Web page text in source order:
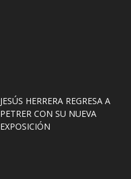
JESÚS HERRERA REGRESA A
PETRER CON SU NUEVA
EXPOSICIÓN